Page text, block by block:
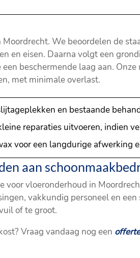
We beoordelen de
en eisen. Daarna volgt een
beschermende laag aan.
met minimale overlast.
en bestaande
reparaties uitvoeren, indien
voor een langdurige afwerking
aan
vloeronderhoud in
vakkundig personeel en
of te groot.
Vraag vandaag nog een